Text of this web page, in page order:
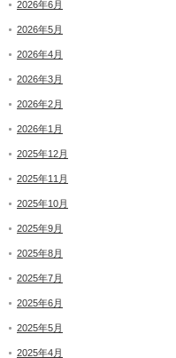
2026年6月
2026年5月
2026年4月
2026年3月
2026年2月
2026年1月
2025年12月
2025年11月
2025年10月
2025年9月
2025年8月
2025年7月
2025年6月
2025年5月
2025年4月